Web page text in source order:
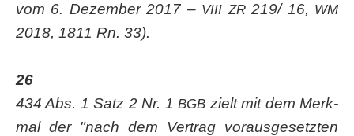
vom 6. Dezem­ber 2017 – VIII ZR219/ 16, WM
2018, 1811 Rn. 33).
26
434 Abs. 1 Satz 2 Nr. 1BGB zielt mit dem Merk­
mal der "nach dem Ver­trag vor­aus­ge­setz­ten